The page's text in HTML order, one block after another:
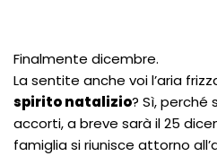
Finalmente dicembre.
La sentite anche voi l’aria
spirito natalizio? Sì, perché
accorti, a breve sarà il 25
famiglia si riunisce attorno